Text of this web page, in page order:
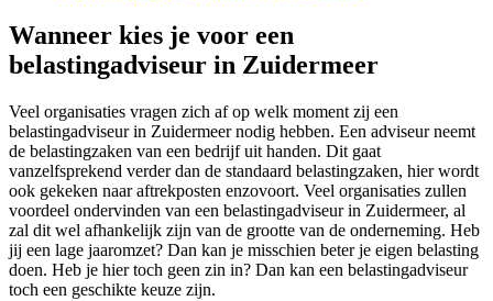
Wanneer kies je voor een
belastingadviseur in Zuidermeer
Veel organisaties vragen zich af op welk moment zij een
belastingadviseur in Zuidermeer nodig hebben. Een adviseur neemt
de belastingzaken van een bedrijf uit handen. Dit gaat
vanzelfsprekend verder dan de standaard belastingzaken, hier wordt
ook gekeken naar aftrekposten enzovoort. Veel organisaties zullen
voordeel ondervinden van een belastingadviseur in Zuidermeer, al
zal dit wel afhankelijk zijn van de grootte van de onderneming. Heb
jij een lage jaaromzet? Dan kan je misschien beter je eigen belasting
doen. Heb je hier toch geen zin in? Dan kan een belastingadviseur
toch een geschikte keuze zijn.